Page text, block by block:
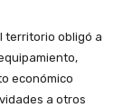
territorio obligó a
económico
a otros